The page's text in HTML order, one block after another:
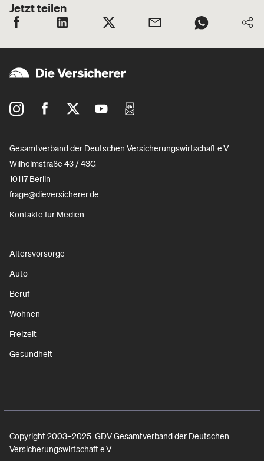
Jetzt teilen
Gesamtverband der Deutschen Versicherungswirtschaft e.V.
Wilhelmstraße 43 / 43G
10117 Berlin
frage@dieversicherer.de
Kontakte für Medien
Altersvorsorge
Auto
Beruf
Wohnen
Freizeit
Gesundheit
Copyright 2003–2025: GDV Gesamtverband der Deutschen
Versicherungswirtschaft e.V.